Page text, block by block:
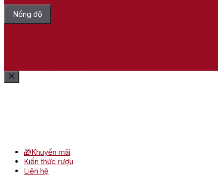
Nồng độ
🎁Khuyến mãi
Kiến thức rượu
Liên hệ